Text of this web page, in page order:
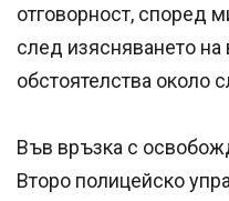
отговорност, според
след изясняването на
обстоятелства около
Във връзка с
Второ полицейско